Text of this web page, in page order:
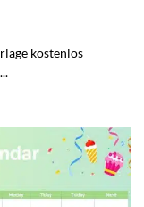
kostenlos